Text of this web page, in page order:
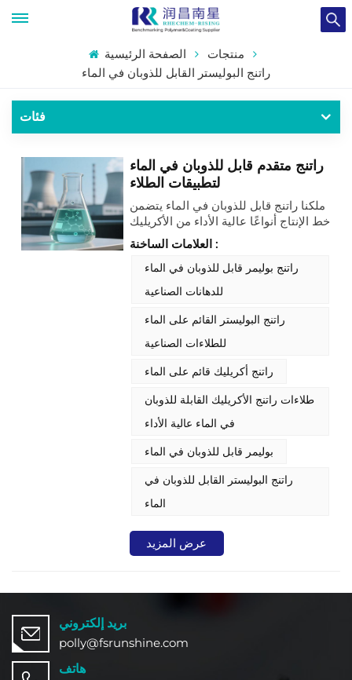
الصفحة الرئيسية
منتجات
راتنج البوليستر القابل للذوبان في الماء
فئات
راتنج متقدم قابل للذوبان في الماء
لتطبيقات الطلاء
ملكنا راتنج قابل للذوبان في الماء يتضمن
خط الإنتاج أنواعًا عالية الأداء من الأكريليك
والبوليستر، مصممة لتطبيقات طلاء
صديقة للبيئة وفعالة. صُممت هذه
الراتنجات لتوفيرتتمتع هذه الطلاءات
بقدرة ترطيب ممتازة، وصلابة فائقة،
ومقاومة للماء المغلي، وأداء إعادة طلاء
متميز، مما يجعلها مثالية لمجموعة واسعة
العلامات الساخنة :
راتنج بوليمر قابل للذوبان في الماء
للدهانات الصناعية
راتنج البوليستر القائم على الماء
للطلاءات الصناعية
راتنج أكريليك قائم على الماء
طلاءات راتنج الأكريليك القابلة للذوبان
في الماء عالية الأداء
بوليمر قابل للذوبان في الماء
راتنج البوليستر القابل للذوبان في
الماء
عرض المزيد
بريد إلكتروني
polly@fsrunshine.com
هاتف